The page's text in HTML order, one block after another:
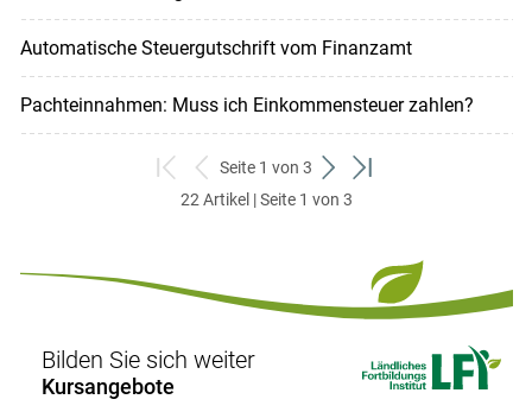
Automatische Steuergutschrift vom Finanzamt
Pachteinnahmen: Muss ich Einkommensteuer zahlen?
zum
ersten
zurück
zum
Seite 1 von 3
weiter
zum
zum
22 Artikel | Seite 1 von 3
Bilden Sie sich weiter
Kursangebote